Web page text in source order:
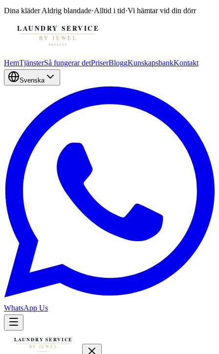
Dina kläder Aldrig blandade·Alltid i tid·Vi hämtar vid din dörr
HemTjänsterSå fungerar detPriserBloggKunskapsbankKontakt
Svenska
WhatsApp Us